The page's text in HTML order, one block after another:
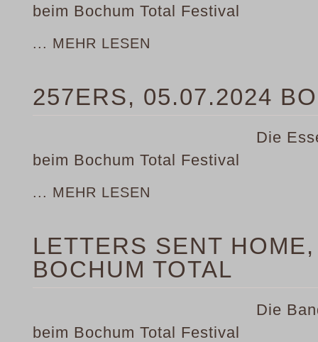
beim Bochum Total Festival
... MEHR LESEN
257ERS, 05.07.2024
Die
beim Bochum Total Festival
... MEHR LESEN
LETTERS SENT
BOCHUM TOTAL
Die
beim Bochum Total Festival